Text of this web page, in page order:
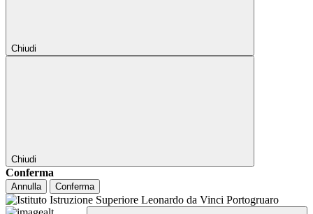
Chiudi
Chiudi
Conferma
Annulla Conferma